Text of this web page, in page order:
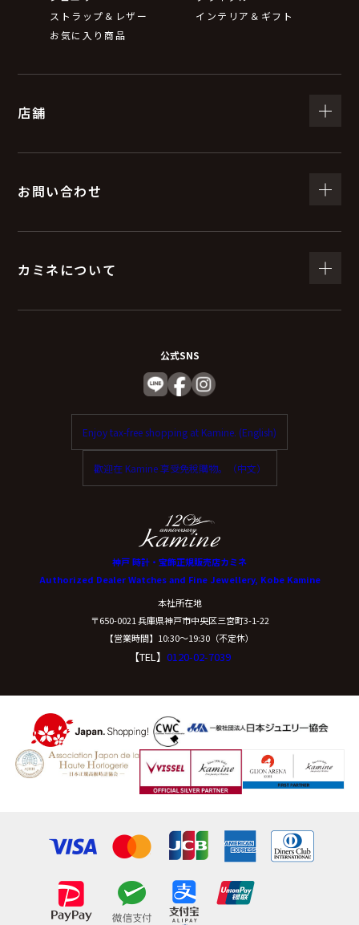
取得した個人情報は、法令等による場合を除いて第三者
に提供することはありません。
（５）個人情報の取扱いの委託について
取得した個人情報の取扱いの全部又は一部を委託するこ
置にて個人情報の取扱いを行っている企業を選定し、委
果
個人情報を与えることは任意です。
は、お問い合わせ内容に回答できない可能性がありま
（７）保有個人データの開示等および問い合わ
せ窓口について
ご本人からの求めにより、当社が保有する保有個人デー
たは削除、利用停止、消去、第三者提供の停止および第
三者提供記録の開示（以下、開示等という）に応じま
開示等に応ずる窓口は、下記「当社の個人情報の取扱い
に関する苦情、相談等の問合せ先」を参照してくださ
（８）本人が容易に認識できない方法による個
クッキーやウェブビーコン等を用いるなどして、本人が
容易に認識できない方法による個人情報の取得は行って
おりません。
取得した個人情報については、漏洩、減失または毀損の
防止と是正、その他個人情報の安全管理のために必要か
つ適切な措置を講じます。
ストラップ＆レザー
インテリア＆ギフト
お気に入り商品
店舗
お問い合わせ
カミネについて
公式SNS
Enjoy tax-free shopping at Kamine. (English)
歡迎在 Kamine 享受免稅購物。（中文）
神戸 時計・宝飾正規販売店カミネ
Authorized Dealer Watches and Fine Jewellery, Kobe Kamine
本社所在地
〒650-0021 兵庫県神戸市中央区三宮町3-1-22
【営業時間】10:30〜19:30（不定休）
【TEL】 0120-02-7039